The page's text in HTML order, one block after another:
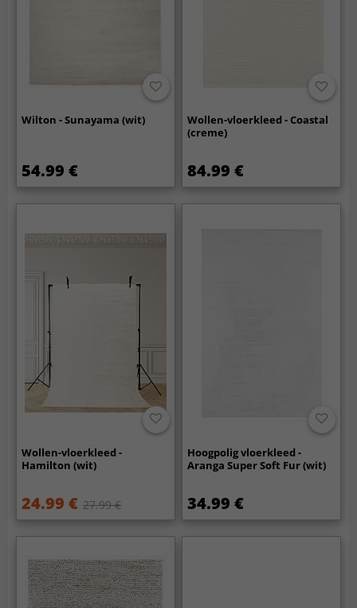
Wilton - Sunayama (wit)
54.99 €
Wollen-vloerkleed - Coastal
(creme)
84.99 €
Wollen-vloerkleed -
Hamilton (wit)
24.99 € 27.99 €
Hoogpolig vloerkleed -
Aranga Super Soft Fur (wit)
34.99 €